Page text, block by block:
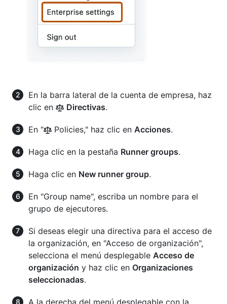
En la barra lateral de la cuenta de empresa, haz
clic en
Directivas.
En " Policies," haz clic en Acciones.
Haga clic en la pestaña Runner groups.
Haga clic en New runner group.
En "Group name", escriba un nombre para el
grupo de ejecutores.
Si deseas elegir una directiva para el acceso de
la organización, en "Acceso de organización",
selecciona el menú desplegable Acceso de
organización y haz clic en Organizaciones
seleccionadas.
A la derecha del menú desplegable con la